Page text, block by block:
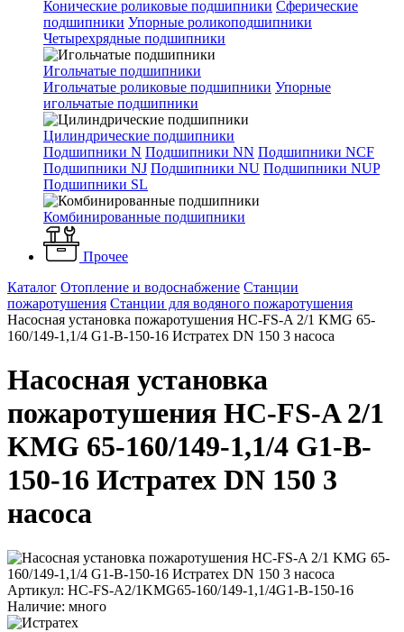
Конические роликовые подшипники Сферические
подшипники Упорные роликоподшипники
Четырехрядные подшипники
Игольчатые подшипники
Игольчатые роликовые подшипники Упорные
игольчатые подшипники
Цилиндрические подшипники
Подшипники N Подшипники NN Подшипники NCF
Подшипники NJ Подшипники NU Подшипники NUP
Подшипники SL
Комбинированные подшипники
Прочее
Каталог Отопление и водоснабжение Станции
пожаротушения Станции для водяного пожаротушения
Насосная установка пожаротушения HC-FS-A 2/1 KMG 65-
160/149-1,1/4 G1-B-150-16 Истратех DN 150 3 насоса
Насосная установка
пожаротушения HC-FS-A 2/1
KMG 65-160/149-1,1/4 G1-B-
150-16 Истратех DN 150 3
насоса
Артикул: HC-FS-A2/1KMG65-160/149-1,1/4G1-B-150-16
Наличие: много